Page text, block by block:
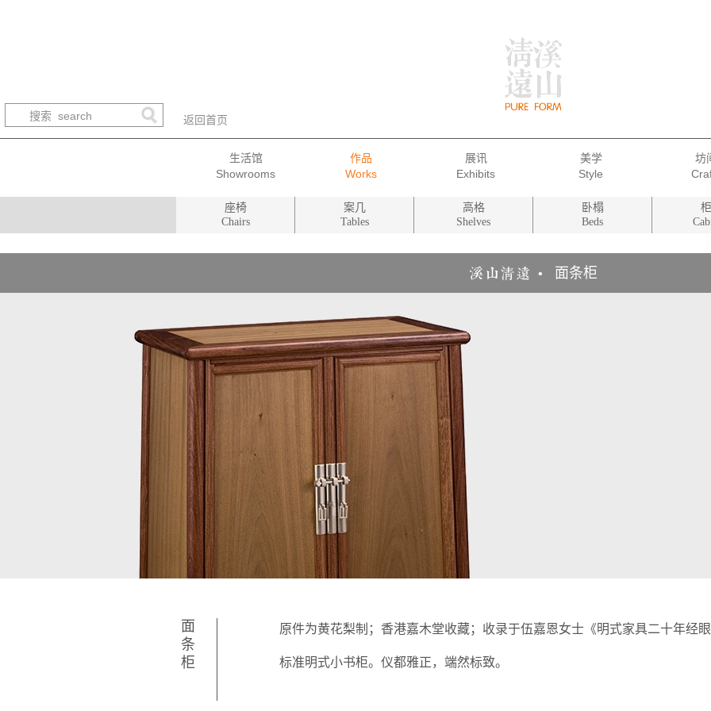
返回首页
生活馆 作品 展讯 美学 坊
座椅
Chairs
案几
Tables
高格
Shelves
卧榻
Beds
面条柜
面条柜 原件为黄花梨制；香港嘉木堂收藏；收录于伍嘉恩女士《明式家具二十年经
标准明式小书柜。仪都雅正，端然标致。